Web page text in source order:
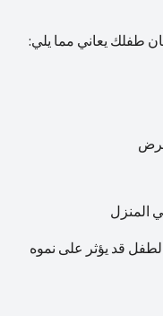
طفلك يعاني مما يلي:
المنزل
قد يؤثر على نموه